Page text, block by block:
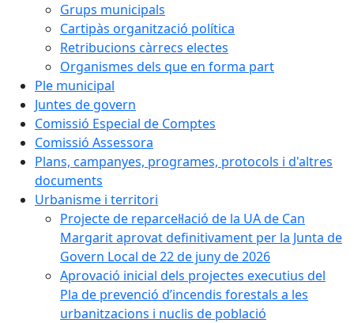
Grups municipals
Cartipàs organització política
Retribucions càrrecs electes
Organismes dels que en forma part
Ple municipal
Juntes de govern
Comissió Especial de Comptes
Comissió Assessora
Plans, campanyes, programes, protocols i d'altres
documents
Urbanisme i territori
Projecte de reparcel·lació de la UA de Can
Margarit aprovat definitivament per la Junta de
Govern Local de 22 de juny de 2026
Aprovació inicial dels projectes executius del
Pla de prevenció d’incendis forestals a les
urbanitzacions i nuclis de població